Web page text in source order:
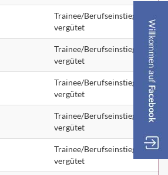
Trainee/Berufseinstieg
vergütet
Trainee/Berufseinstieg
vergütet
Trainee/Berufseinstieg
vergütet
Trainee/Berufseinstieg
vergütet
Trainee/Berufseinstieg
vergütet